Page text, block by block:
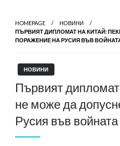
HOMEPAGE
НОВИНИ
ПЪРВИЯТ ДИПЛОМАТ НА КИТАЙ:
ПОРАЖЕНИЕ НА РУСИЯ ВЪВ
НОВИНИ
Първият
не може да
Русия във